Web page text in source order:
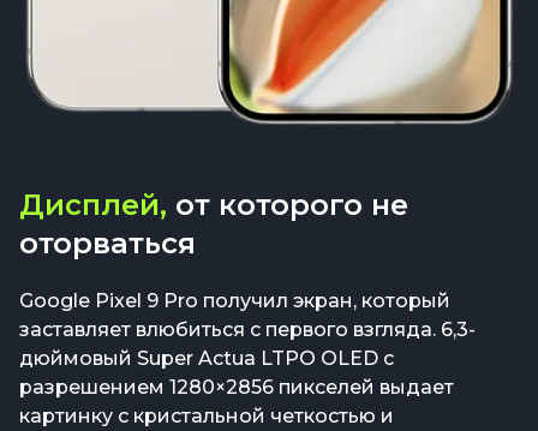
Дисплей, от которого не
оторваться
Google Pixel 9 Pro получил экран, который
заставляет влюбиться с первого взгляда. 6,3-
дюймовый Super Actua LTPO OLED с
разрешением 1280×2856 пикселей выдает
картинку с кристальной четкостью и